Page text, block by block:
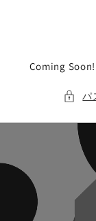
Coming
パ